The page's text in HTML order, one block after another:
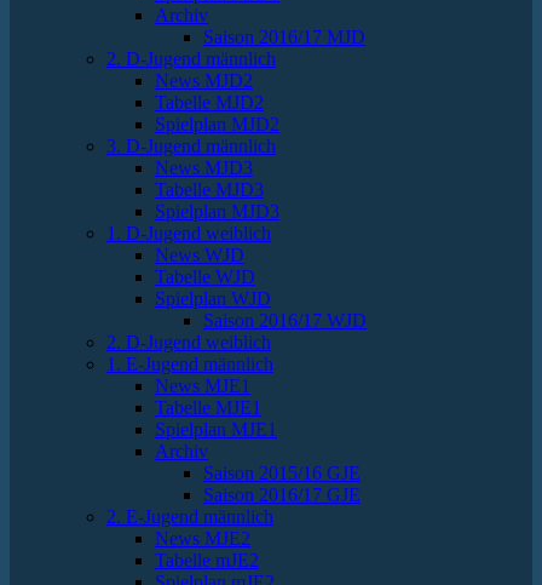
Archiv
Saison 2016/17 MJD
2. D-Jugend männlich
News MJD2
Tabelle MJD2
Spielplan MJD2
3. D-Jugend männlich
News MJD3
Tabelle MJD3
Spielplan MJD3
1. D-Jugend weiblich
News WJD
Tabelle WJD
Spielplan WJD
Saison 2016/17 WJD
2. D-Jugend weiblich
1. E-Jugend männlich
News MJE1
Tabelle MJE1
Spielplan MJE1
Archiv
Saison 2015/16 GJE
Saison 2016/17 GJE
2. E-Jugend männlich
News MJE2
Tabelle mJE2